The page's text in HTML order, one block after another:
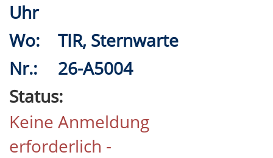
Uhr
Wo:
TIR, Sternwarte
Nr.:
26-A5004
Status:
Keine Anmeldung
erforderlich -